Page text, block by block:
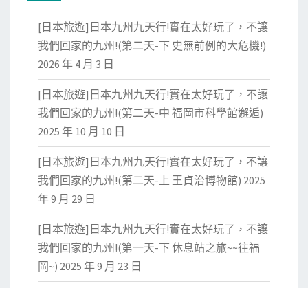
[日本旅遊]日本九州九天行!實在太好玩了，不讓
我們回家的九州!(第二天-下 史無前例的大危機!)
2026 年 4 月 3 日
[日本旅遊]日本九州九天行!實在太好玩了，不讓
我們回家的九州!(第二天-中 福岡市科學館邂逅)
2025 年 10 月 10 日
[日本旅遊]日本九州九天行!實在太好玩了，不讓
我們回家的九州!(第二天-上 王貞治博物館) 2025
年 9 月 29 日
[日本旅遊]日本九州九天行!實在太好玩了，不讓
我們回家的九州!(第一天-下 休息站之旅~~往福
岡~) 2025 年 9 月 23 日